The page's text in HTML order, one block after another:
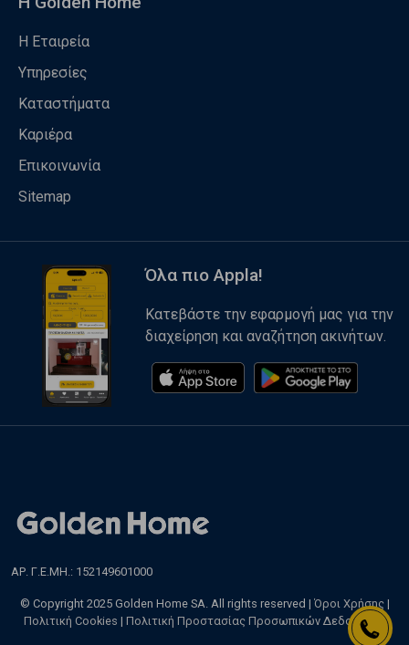
Η Εταιρεία
Υπηρεσίες
Καταστήματα
Καριέρα
Επικοινωνία
Sitemap
Όλα πιο Appla!
Κατεβάστε την εφαρμογή μας για την
διαχείρηση και αναζήτηση ακινήτων.
ΑΡ. Γ.Ε.ΜΗ.: 152149601000
© Copyright 2025 Golden Home SA. All rights reserved | Όροι Χρήσης |
Πολιτική Cookies | Πολιτική Προστασίας Προσωπικών Δεδομένων